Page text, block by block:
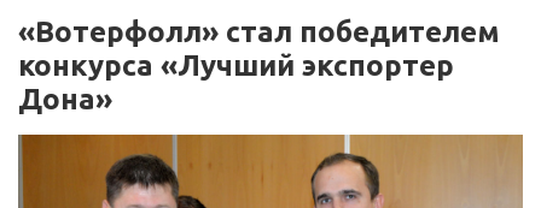
«Вотерфолл» стал победителем
конкурса «Лучший экспортер
Дона»